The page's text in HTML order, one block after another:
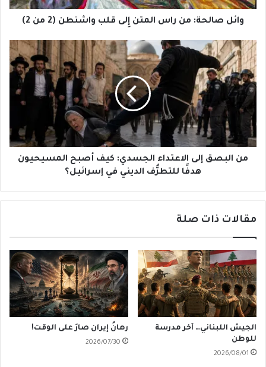
(2
وائل صالحة: من راس المتن إِلى قلب واشنطن (2 من 2)
من
البصق
إلى
الاعتداء
الجسدي:
كيف
أصبح
المسيحيون
هدفًا
للتطرُّف
من البصق إلى الاعتداء الجسدي: كيف أصبح المسيحيون
هدفًا للتطرُّف الديني في إسرائيل؟
مقالات ذات صلة
الجيش اللبناني… آخر مدرسة
للوطن
2026/08/01
رهانُ إيران صارَ على الوقت!
2026/07/30